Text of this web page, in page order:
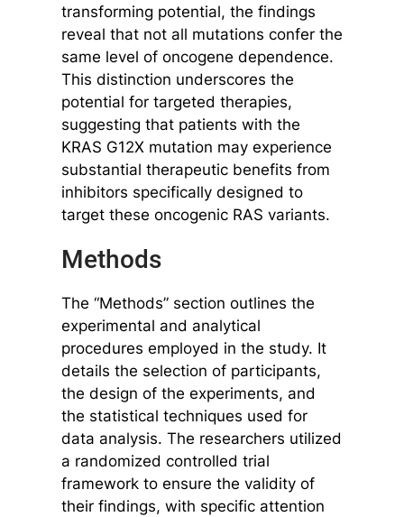
transforming potential, the findings
reveal that not all mutations confer the
same level of oncogene dependence.
This distinction underscores the
potential for targeted therapies,
suggesting that patients with the
KRAS G12X mutation may experience
substantial therapeutic benefits from
inhibitors specifically designed to
target these oncogenic RAS variants.
Methods
The “Methods” section outlines the
experimental and analytical
procedures employed in the study. It
details the selection of participants,
the design of the experiments, and
the statistical techniques used for
data analysis. The researchers utilized
a randomized controlled trial
framework to ensure the validity of
their findings, with specific attention